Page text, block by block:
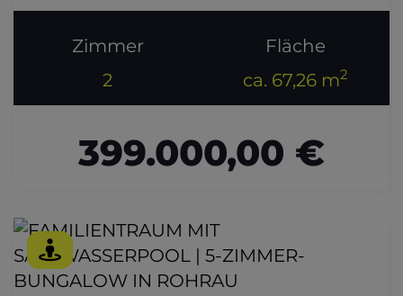
Zimmer
2
Fläche
ca. 67,26 m2
399.000,00 €